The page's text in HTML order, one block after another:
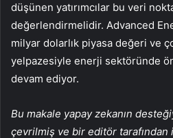
düşünen yatırımcılar bu veri
değerlendirmelidir. Advanced
milyar dolarlık piyasa değeri ve
yelpazesiyle enerji sektöründe
devam ediyor.
Bu makale yapay zekanın
çevrilmiş ve bir editör tarafından